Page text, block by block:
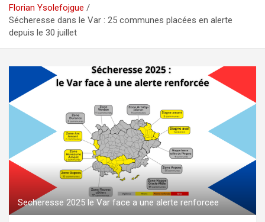
Florian Ysolefojgue
Sécheresse dans le Var : 25 communes placées en alerte
depuis le 30 juillet
Secheresse 2025 le Var face a une alerte renforcee